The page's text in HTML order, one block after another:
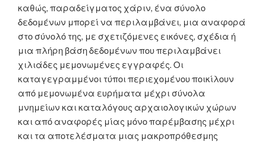
καθώς, παραδείγματος χάριν, ένα σύνολο
δεδομένων μπορεί να περιλαμβάνει, μια αναφορά
στο σύνολό της, με σχετιζόμενες εικόνες, σχέδια ή
μια πλήρη βάση δεδομένων που περιλαμβάνει
χιλιάδες μεμονωμένες εγγραφές. Οι
καταγεγραμμένοι τύποι περιεχομένου ποικίλουν
από μεμονωμένα ευρήματα μέχρι σύνολα
μνημείων και καταλόγους αρχαιολογικών χώρων
και από αναφορές μίας μόνο παρέμβασης μέχρι
και τα αποτελέσματα μιας μακροπρόθεσμης